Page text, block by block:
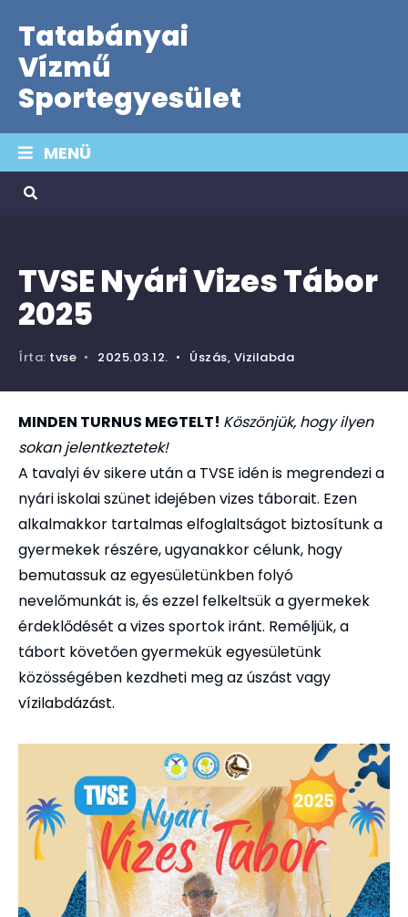
Tatabányai
Vízmű
Sportegyesület
MENÜ
TVSE Nyári Vizes Tábor
2025
Írta: tvse • 2025.03.12. • Úszás, Vizilabda
MINDEN TURNUS MEGTELT! Köszönjük, hogy ilyen
sokan jelentkeztetek!
A tavalyi év sikere után a TVSE idén is megrendezi a
nyári iskolai szünet idejében vizes táborait. Ezen
alkalmakkor tartalmas elfoglaltságot biztosítunk a
gyermekek részére, ugyanakkor célunk, hogy
bemutassuk az egyesületünkben folyó
nevelőmunkát is, és ezzel felkeltsük a gyermekek
érdeklődését a vizes sportok iránt. Reméljük, a
tábort követően gyermekük egyesületünk
közösségében kezdheti meg az úszást vagy
vízilabdázást.